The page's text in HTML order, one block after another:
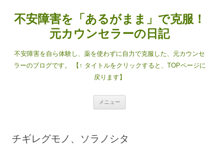
テ
ン
キ
ッ
プ
不安障害を「あるがまま」で克服！
元カウンセラーの日記
不安障害を自ら体験し、薬を使わずに自力で克服した、元カウンセ
ラーのブログです。 【↑ タイトルをクリックすると、TOPページに
戻ります】
メニュー
チギレグモノ、ソラノシタ